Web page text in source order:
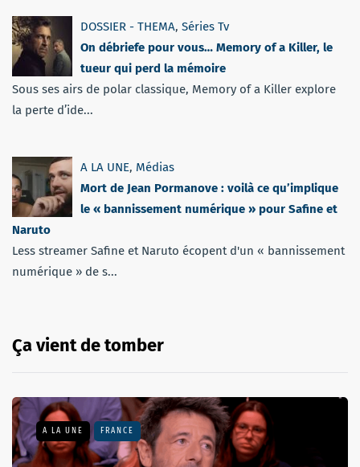
DOSSIER - THEMA, Séries Tv
On débriefe pour vous… Memory of a Killer, le
tueur qui perd la mémoire
Sous ses airs de polar classique, Memory of a Killer explore
la perte d’ide...
A LA UNE, Médias
Mort de Jean Pormanove : voilà ce qu’implique
le « bannissement numérique » pour Safine et
Naruto
Less streamer Safine et Naruto écopent d'un « bannissement
numérique » de s...
Ça vient de tomber
A LA UNE FRANCE